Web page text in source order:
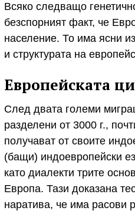
Всяко следващо
безспорният факт, че
население. То има ясни
и структурата на
Европейската
След двата големи
разделени от 3000 г.,
получават от своите
(бащи) индоевропейски
като диалекти трите
Европа. Тази доказана
наратива, че има расови